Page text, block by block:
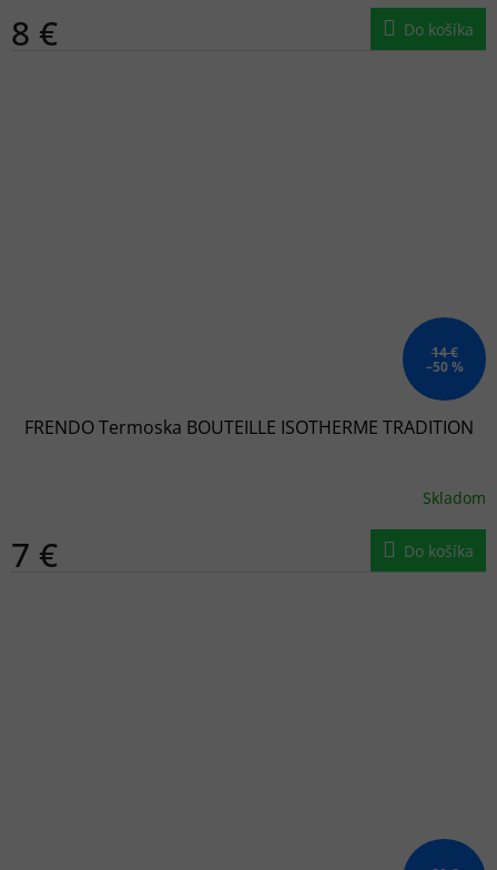
8 € Do košíka
14 €
–50 %
FRENDO Termoska BOUTEILLE ISOTHERME TRADITION
Skladom
7 € Do košíka